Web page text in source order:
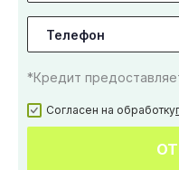
*Кредит
Согласен на обработку